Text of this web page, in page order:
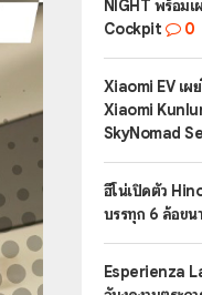
NIGHT พร้อม
Cockpit
0
Xiaomi EV เผ
Xiaomi
SkyNomad
ฮีโน่เปิดตัว
บรรทุก 6 ล้อขน
Esperienza